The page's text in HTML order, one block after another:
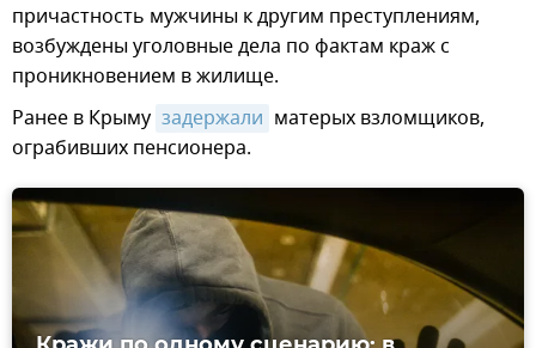
причастность мужчины к другим преступлениям,
возбуждены уголовные дела по фактам краж с
проникновением в жилище.
Ранее в Крыму задержали матерых взломщиков,
ограбивших пенсионера.